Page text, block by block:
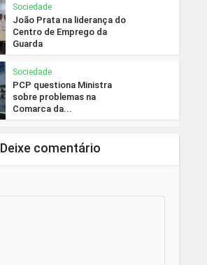
Sociedade
João Prata na liderança do
Centro de Emprego da
Guarda
Sociedade
PCP questiona Ministra
sobre problemas na
Comarca da...
Deixe comentário